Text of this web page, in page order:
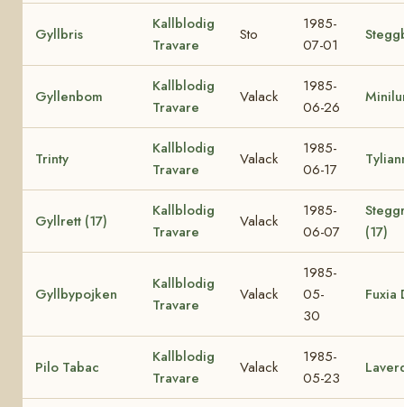
Gyllbris
Kallblodig
Travare
Sto
1985-
07-01
Gyllenbom
Kallblodig
Travare
Valack
1985-
06-26
Trinty
Kallblodig
Travare
Valack
1985-
06-17
Gyllrett (17)
Kallblodig
Travare
Valack
1985-
06-07
(17)
Gyllbypojken
Kallblodig
Travare
Valack
1985-
05-
30
Fuxia
Pilo Tabac
Kallblodig
Travare
Valack
1985-
05-23